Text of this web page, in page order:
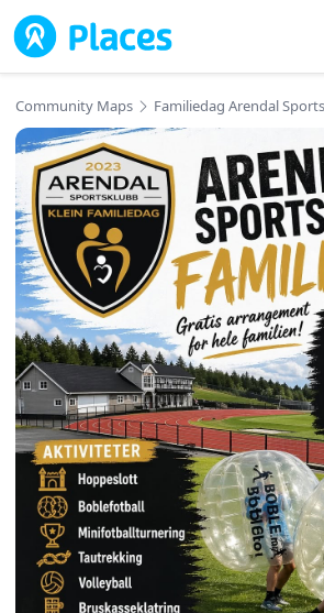
Skip to main content
Community Maps Familiedag Arendal